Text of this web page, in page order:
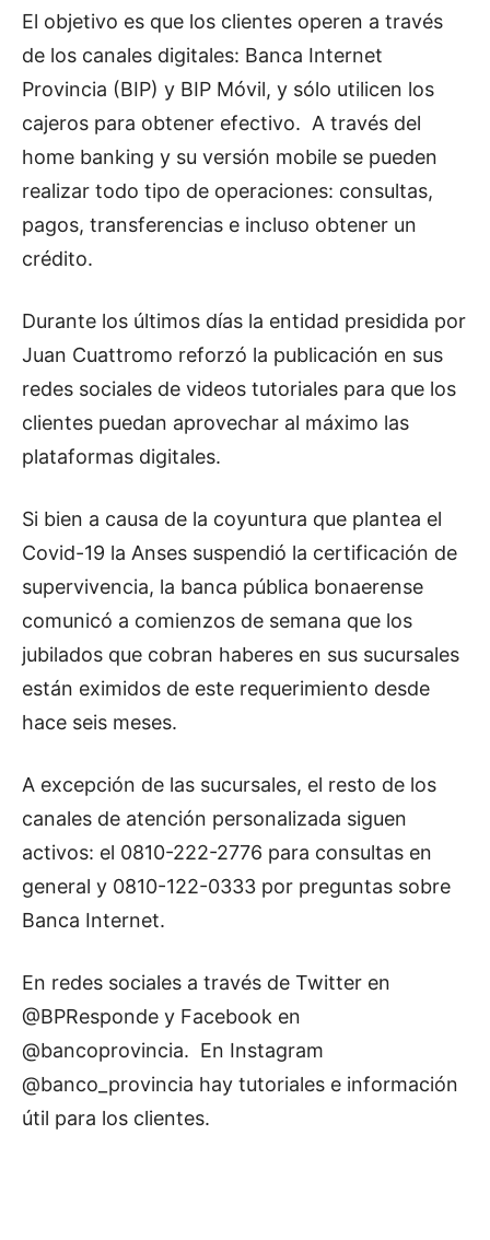
El objetivo es que los clientes operen a través
de los canales digitales: Banca Internet
Provincia (BIP) y BIP Móvil, y sólo utilicen los
cajeros para obtener efectivo. A través del
home banking y su versión mobile se pueden
realizar todo tipo de operaciones: consultas,
pagos, transferencias e incluso obtener un
crédito.
Durante los últimos días la entidad presidida por
Juan Cuattromo reforzó la publicación en sus
redes sociales de videos tutoriales para que los
clientes puedan aprovechar al máximo las
plataformas digitales.
Si bien a causa de la coyuntura que plantea el
Covid-19 la Anses suspendió la certificación de
supervivencia, la banca pública bonaerense
comunicó a comienzos de semana que los
jubilados que cobran haberes en sus sucursales
están eximidos de este requerimiento desde
hace seis meses.
A excepción de las sucursales, el resto de los
canales de atención personalizada siguen
activos: el 0810-222-2776 para consultas en
general y 0810-122-0333 por preguntas sobre
Banca Internet.
En redes sociales a través de Twitter en
@BPResponde y Facebook en
@bancoprovincia. En Instagram
@banco_provincia hay tutoriales e información
útil para los clientes.